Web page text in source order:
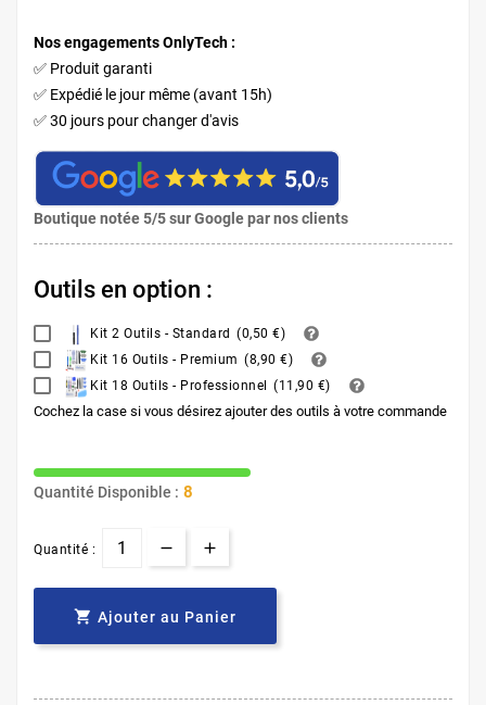
Nos engagements OnlyTech :
✅ Produit garanti
✅ Expédié le jour même (avant 15h)
✅ 30 jours pour changer d'avis
Boutique notée 5/5 sur Google par nos clients
Outils en option :
Kit 2 Outils - Standard (0,50 €)
Kit 16 Outils - Premium (8,90 €)
Kit 18 Outils - Professionnel (11,90 €)
Cochez la case si vous désirez ajouter des outils à votre commande
Quantité :
Quantité Disponible : 8
 Ajouter au Panier